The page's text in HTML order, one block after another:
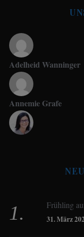
Adelheid Wanninger
Annemie Grafe
Birgit Werner
Frühling
31. März